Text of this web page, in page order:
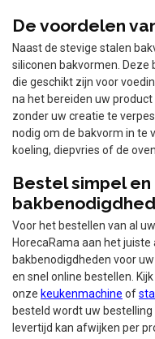
De voordelen
Naast de stevige stalen
siliconen bakvormen. Deze
die geschikt zijn voor
na het bereiden uw
zonder uw creatie te
nodig om de bakvorm in te
koeling, diepvries of de oven.
Bestel simpel en
Voor het bestellen van al
HorecaRama aan het
bakbenodigdheden voor
en snel online bestellen.
onze keukenmachine of
besteld wordt uw bestelling
levertijd kan afwijken per